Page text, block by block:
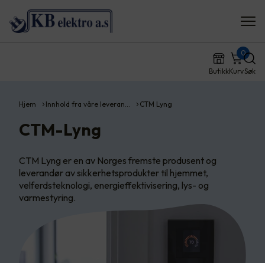
ButikkKurv
0
Søk
Hjem Innhold fra våre leveran… CTM Lyng
CTM-Lyng
CTM Lyng er en av Norges fremste produsent og
leverandør av sikkerhetsprodukter til hjemmet,
velferdsteknologi, energieffektivisering, lys- og
varmestyring.